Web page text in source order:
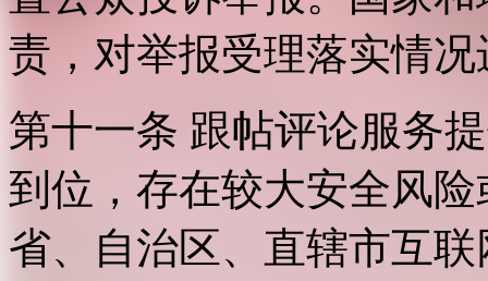
责，对举报受理落实情
第十一条 跟帖评论服务
到位，存在较大安全风
省、自治区、直辖市互